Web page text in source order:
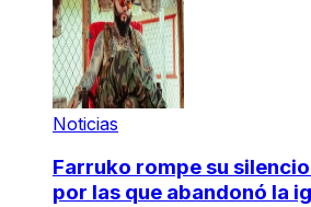
Noticias
Farruko rompe su
por las que abandonó la